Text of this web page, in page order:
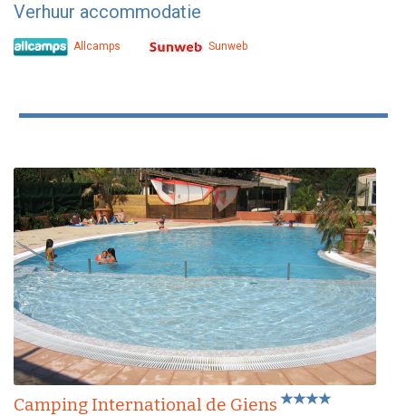
Verhuur accommodatie
Allcamps Sunweb
Camping International de Giens